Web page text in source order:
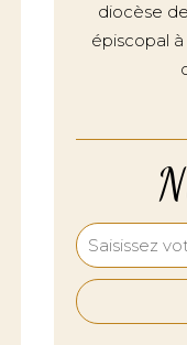
diocèse
épiscopal